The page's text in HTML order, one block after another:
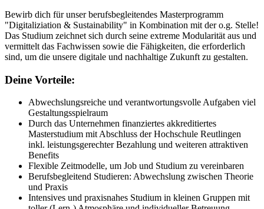
Bewirb dich für unser berufsbegleitendes Masterprogramm
"Digitaliziation & Sustainability" in Kombination mit der o.g. Stelle!
Das Studium zeichnet sich durch seine extreme Modularität aus und
vermittelt das Fachwissen sowie die Fähigkeiten, die erforderlich
sind, um die unsere digitale und nachhaltige Zukunft zu gestalten.
Deine Vorteile:
Abwechslungsreiche und verantwortungsvolle Aufgaben viel
Gestaltungsspielraum
Durch das Unternehmen finanziertes akkreditiertes
Masterstudium mit Abschluss der Hochschule Reutlingen
inkl. leistungsgerechter Bezahlung und weiteren attraktiven
Benefits
Flexible Zeitmodelle, um Job und Studium zu vereinbaren
Berufsbegleitend Studieren: Abwechslung zwischen Theorie
und Praxis
Intensives und praxisnahes Studium in kleinen Gruppen mit